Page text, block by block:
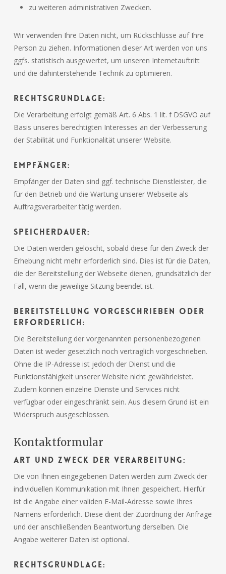
zu weiteren administrativen Zwecken.
Wir verwenden Ihre Daten nicht, um Rückschlüsse auf Ihre
Person zu ziehen. Informationen dieser Art werden von uns
ggfs. statistisch ausgewertet, um unseren Internetauftritt
und die dahinterstehende Technik zu optimieren.
Rechtsgrundlage:
Die Verarbeitung erfolgt gemäß Art. 6 Abs. 1 lit. f DSGVO auf
Basis unseres berechtigten Interesses an der Verbesserung
der Stabilität und Funktionalität unserer Website.
Empfänger:
Empfänger der Daten sind ggf. technische Dienstleister, die
für den Betrieb und die Wartung unserer Webseite als
Auftragsverarbeiter tätig werden.
Speicherdauer:
Die Daten werden gelöscht, sobald diese für den Zweck der
Erhebung nicht mehr erforderlich sind. Dies ist für die Daten,
die der Bereitstellung der Webseite dienen, grundsätzlich der
Fall, wenn die jeweilige Sitzung beendet ist.
Bereitstellung vorgeschrieben oder
erforderlich:
Die Bereitstellung der vorgenannten personenbezogenen
Daten ist weder gesetzlich noch vertraglich vorgeschrieben.
Ohne die IP-Adresse ist jedoch der Dienst und die
Funktionsfähigkeit unserer Website nicht gewährleistet.
Zudem können einzelne Dienste und Services nicht
verfügbar oder eingeschränkt sein. Aus diesem Grund ist ein
Widerspruch ausgeschlossen.
Kontaktformular
Art und Zweck der Verarbeitung:
Die von Ihnen eingegebenen Daten werden zum Zweck der
individuellen Kommunikation mit Ihnen gespeichert. Hierfür
ist die Angabe einer validen E-Mail-Adresse sowie Ihres
Namens erforderlich. Diese dient der Zuordnung der Anfrage
und der anschließenden Beantwortung derselben. Die
Angabe weiterer Daten ist optional.
Rechtsgrundlage: